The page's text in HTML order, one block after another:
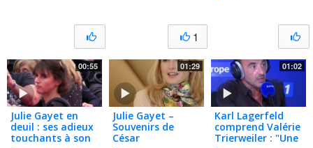
1
00:55
Julie Gayet en
deuil : ses adieux
touchants à son
01:29
Julie Gayet –
Souvenirs de
César
01:02
Karl Lagerfeld
comprend Valérie
Trierweiler : "Une